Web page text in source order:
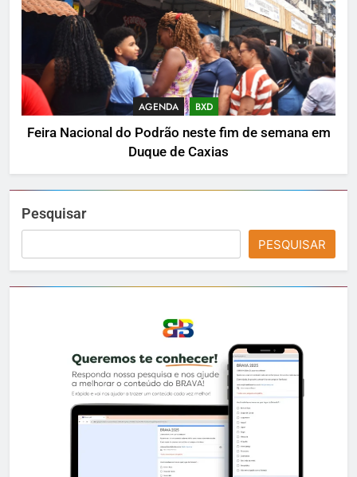
AGENDA BXD
Feira Nacional do Podrão neste fim de semana em
Duque de Caxias
Pesquisar
PESQUISAR